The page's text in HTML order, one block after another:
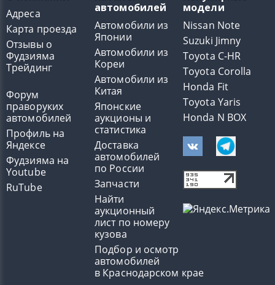
Адреса
Карта проезда
Отзывы о
Фудзияма
Трейдинг
Форум
праворуких
автомобилей
Профиль на
Яндексе
Фудзияма на
Youtube
RuTube
автомобилей
Автомобили из
Японии
Автомобили из
Кореи
Автомобили из
Китая
Японские
аукционы и
статистика
Доставка
автомобилей
по России
Запчасти
Найти
аукционный
лист по номеру
кузова
Подбор и осмотр
автомобилей
в Краснодарском крае
модели
Nissan Note
Suzuki Jimny
Toyota C-HR
Toyota Corolla
Honda Fit
Toyota Yaris
Honda N BOX